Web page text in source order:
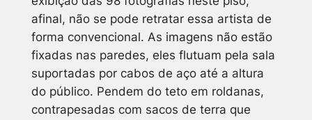
afinal, não se pode retratar essa artista de
forma convencional. As imagens não estão
fixadas nas paredes, eles flutuam pela sala
suportadas por cabos de aço até a altura
do público. Pendem do teto em roldanas,
contrapesadas com sacos de terra que